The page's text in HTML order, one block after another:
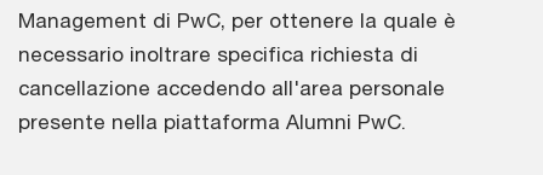
Management di PwC, per ottenere la quale è
necessario inoltrare specifica richiesta di
cancellazione accedendo all'area personale
presente nella piattaforma Alumni PwC.